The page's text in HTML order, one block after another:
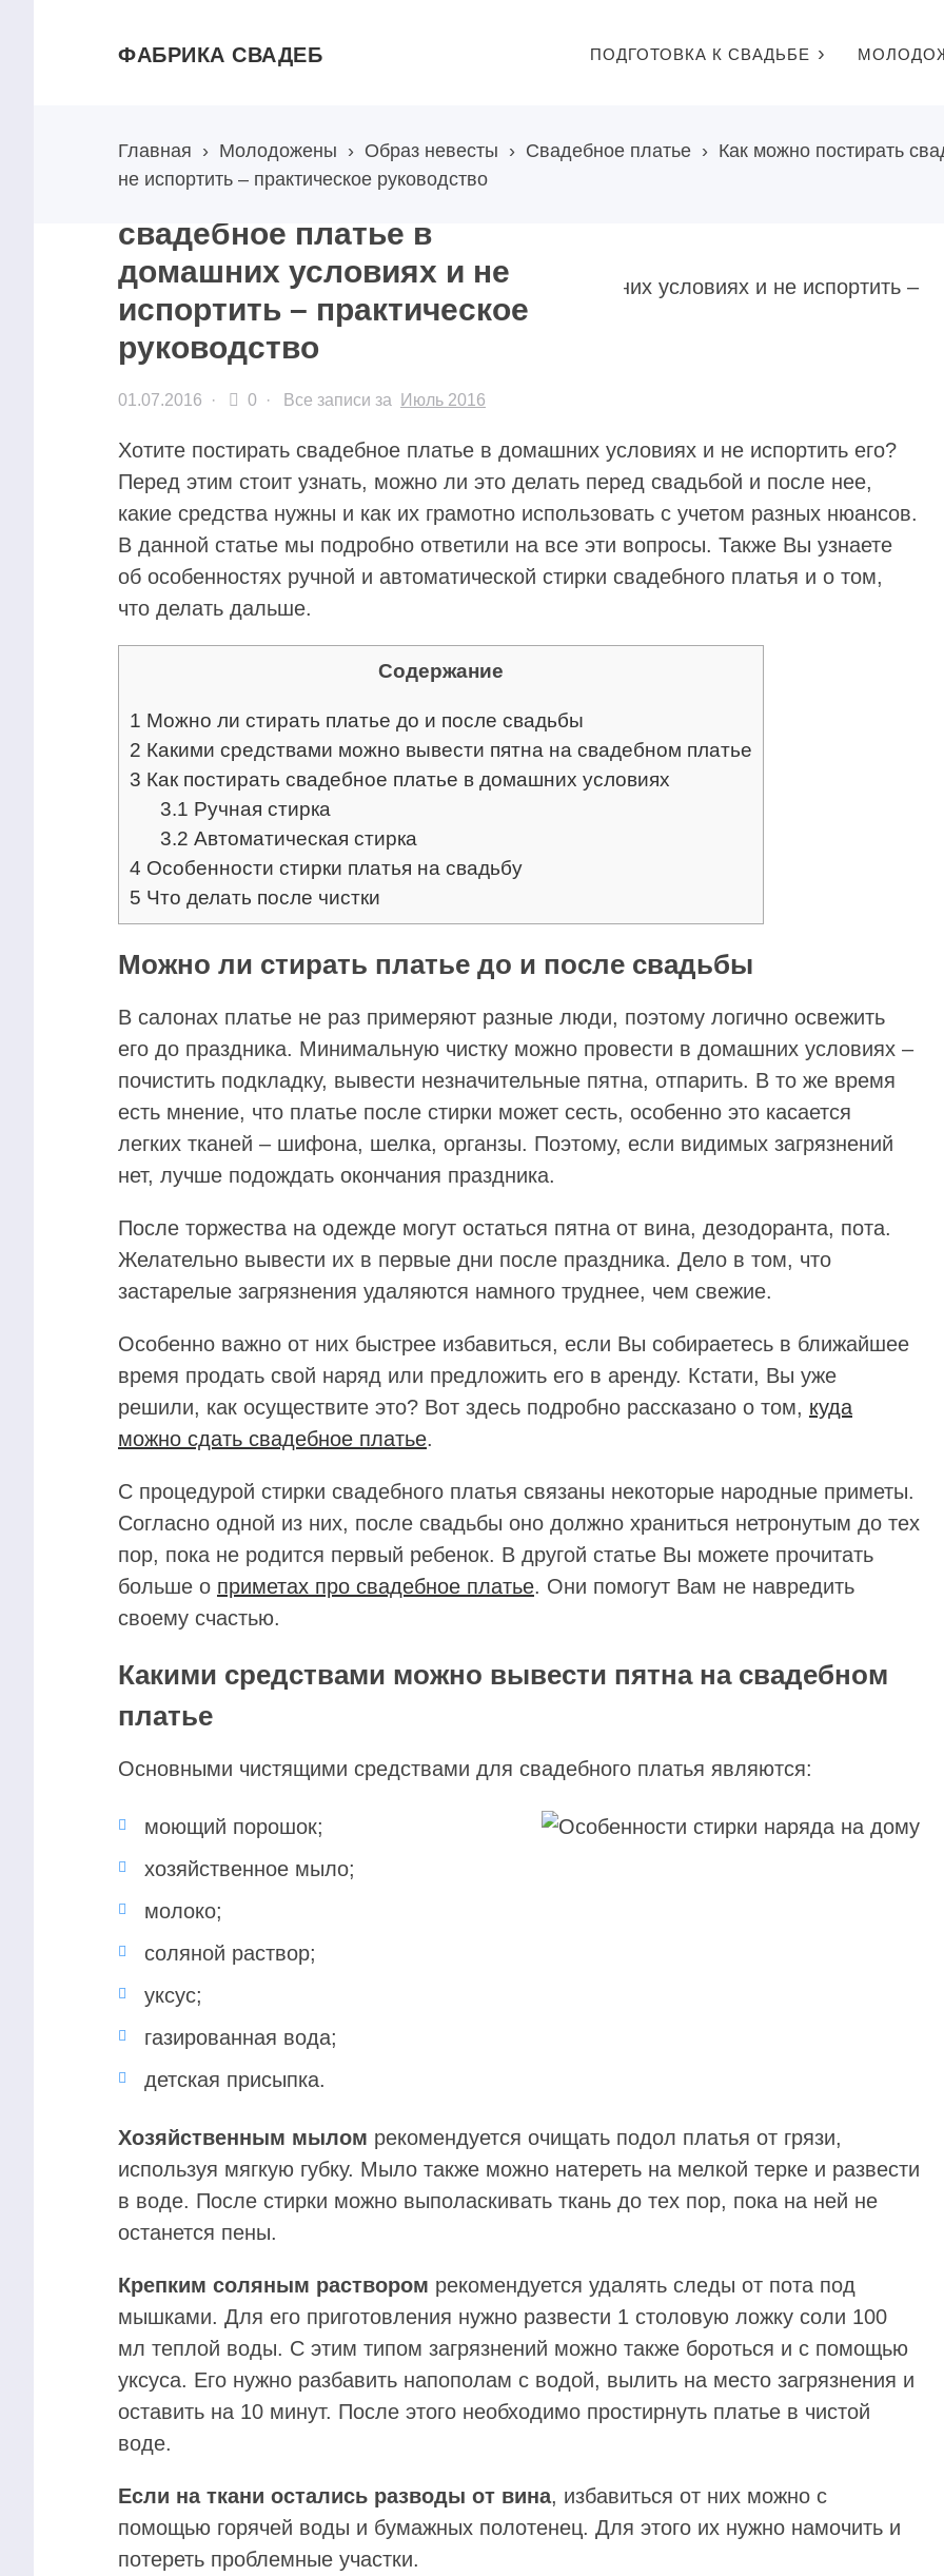
ФАБРИКА СВАДЕБ ПОДГОТОВКА К СВАДЬБЕ
Главная › Молодожены › Образ невесты › Свадебное платье › Как можно постирать
не испортить – практическое руководство
Как можно постирать
свадебное платье в
домашних условиях и не
испортить – практическое
руководство
01.07.2016 · 0 · Все записи за Июль 2016
Хотите постирать свадебное платье в домашних условиях и не испортить его?
Перед этим стоит узнать, можно ли это делать перед свадьбой и после нее,
какие средства нужны и как их грамотно использовать с учетом разных нюансов.
В данной статье мы подробно ответили на все эти вопросы. Также Вы узнаете
об особенностях ручной и автоматической стирки свадебного платья и о том,
что делать дальше.
Содержание
1 Можно ли стирать платье до и после свадьбы
2 Какими средствами можно вывести пятна на свадебном платье
3 Как постирать свадебное платье в домашних условиях
3.1 Ручная стирка
3.2 Автоматическая стирка
4 Особенности стирки платья на свадьбу
5 Что делать после чистки
Можно ли стирать платье до и после свадьбы
В салонах платье не раз примеряют разные люди, поэтому логично освежить
его до праздника. Минимальную чистку можно провести в домашних условиях –
почистить подкладку, вывести незначительные пятна, отпарить. В то же время
есть мнение, что платье после стирки может сесть, особенно это касается
легких тканей – шифона, шелка, органзы. Поэтому, если видимых загрязнений
нет, лучше подождать окончания праздника.
После торжества на одежде могут остаться пятна от вина, дезодоранта, пота.
Желательно вывести их в первые дни после праздника. Дело в том, что
застарелые загрязнения удаляются намного труднее, чем свежие.
Особенно важно от них быстрее избавиться, если Вы собираетесь в ближайшее
время продать свой наряд или предложить его в аренду. Кстати, Вы уже
решили, как осуществите это? Вот здесь подробно рассказано о том, куда
можно сдать свадебное платье.
С процедурой стирки свадебного платья связаны некоторые народные приметы.
Согласно одной из них, после свадьбы оно должно храниться нетронутым до тех
пор, пока не родится первый ребенок. В другой статье Вы можете прочитать
больше о приметах про свадебное платье. Они помогут Вам не навредить
своему счастью.
Какими средствами можно вывести пятна на свадебном
платье
Основными чистящими средствами для свадебного платья являются:
моющий порошок;
хозяйственное мыло;
молоко;
соляной раствор;
уксус;
газированная вода;
детская присыпка.
Хозяйственным мылом рекомендуется очищать подол платья от грязи,
используя мягкую губку. Мыло также можно натереть на мелкой терке и развести
в воде. После стирки можно выполаскивать ткань до тех пор, пока на ней не
останется пены.
Крепким соляным раствором рекомендуется удалять следы от пота под
мышками. Для его приготовления нужно развести 1 столовую ложку соли 100
мл теплой воды. С этим типом загрязнений можно также бороться и с помощью
уксуса. Его нужно разбавить напополам с водой, вылить на место загрязнения и
оставить на 10 минут. После этого необходимо простирнуть платье в чистой
воде.
Если на ткани остались разводы от вина, избавиться от них можно с
помощью горячей воды и бумажных полотенец. Для этого их нужно намочить и
потереть проблемные участки.